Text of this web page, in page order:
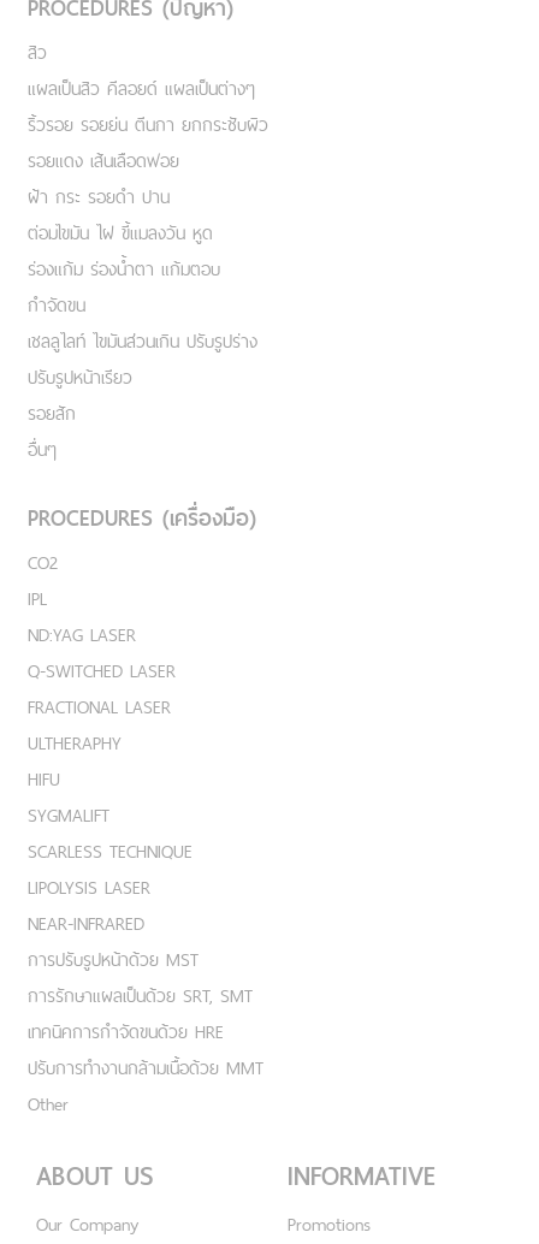
PROCEDURES (ปัญหา)
สิว
แผลเป็นสิว คีลอยด์ แผลเป็นต่างๆ
ริ้วรอย รอยย่น ตีนกา ยกกระชับผิว
รอยแดง เส้นเลือดฟอย
ฝ้า กระ รอยดำ ปาน
ต่อมไขมัน ไฝ ขี้แมลงวัน หูด
ร่องแก้ม ร่องน้ำตา แก้มตอบ
กำจัดขน
เชลลูไลท์ ไขมันส่วนเกิน ปรับรูปร่าง
ปรับรูปหน้าเรียว
รอยสัก
อื่นๆ
PROCEDURES (เครื่องมือ)
CO2
IPL
ND:YAG LASER
Q-SWITCHED LASER
FRACTIONAL LASER
ULTHERAPHY
HIFU
SYGMALIFT
SCARLESS TECHNIQUE
LIPOLYSIS LASER
NEAR-INFRARED
การปรับรูปหน้าด้วย MST
การรักษาแผลเป็นด้วย SRT, SMT
เทคนิคการกำจัดขนด้วย HRE
ปรับการทำงานกล้ามเนื้อด้วย MMT
Other
ABOUT US
Our Company
INFORMATIVE
Promotions